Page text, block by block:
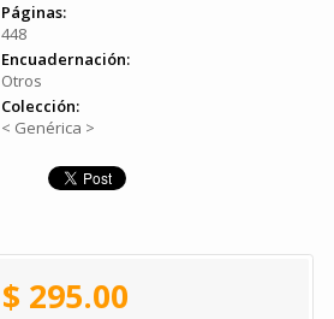
Páginas:
448
Encuadernación:
Otros
Colección:
< Genérica >
$ 295.00